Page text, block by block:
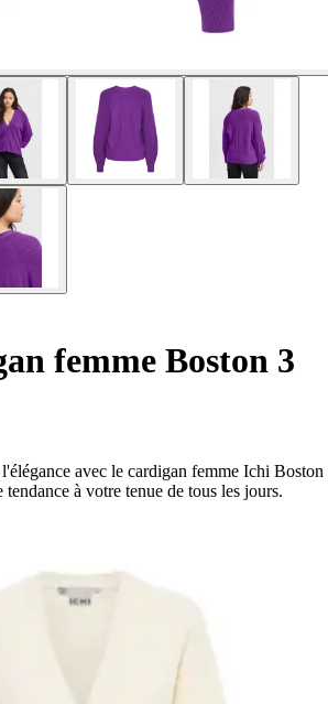
femme Boston 3
avec le cardigan femme Ichi Boston
à votre tenue de tous les jours.